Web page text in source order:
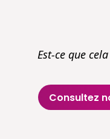
Est-ce que
Consultez